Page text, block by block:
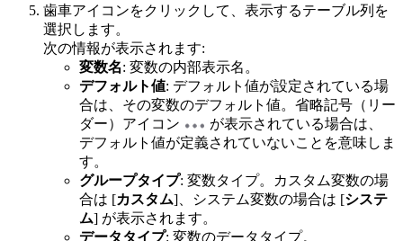
歯車アイコンをクリックして、表示するテーブル列を
選択します。
次の情報が表示されます:
変数名: 変数の内部表示名。
デフォルト値: デフォルト値が設定されている場
合は、その変数のデフォルト値。省略記号（リー
ダー）アイコン
が表示されている場合は、
デフォルト値が定義されていないことを意味しま
す。
グループタイプ: 変数タイプ。カスタム変数の場
合は [カスタム]、システム変数の場合は [システ
ム] が表示されます。
データタイプ: 変数のデータタイプ。